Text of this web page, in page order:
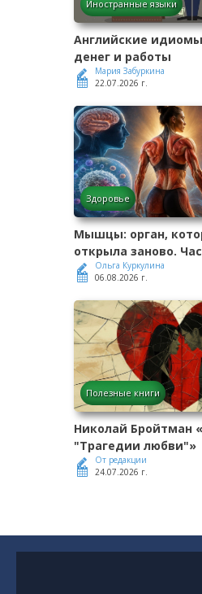
Иностранные языки
Английские
денег и работы
Мария Забуркина
22.07.2026 г.
Здоровье
Мышцы: орган,
открыла заново.
Ольга Куркулина
06.08.2026 г.
Полезные книги
Николай Бройтман
"Трагедии любви"»
От редакции
24.07.2026 г.